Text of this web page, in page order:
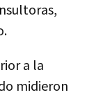
a la
midieron